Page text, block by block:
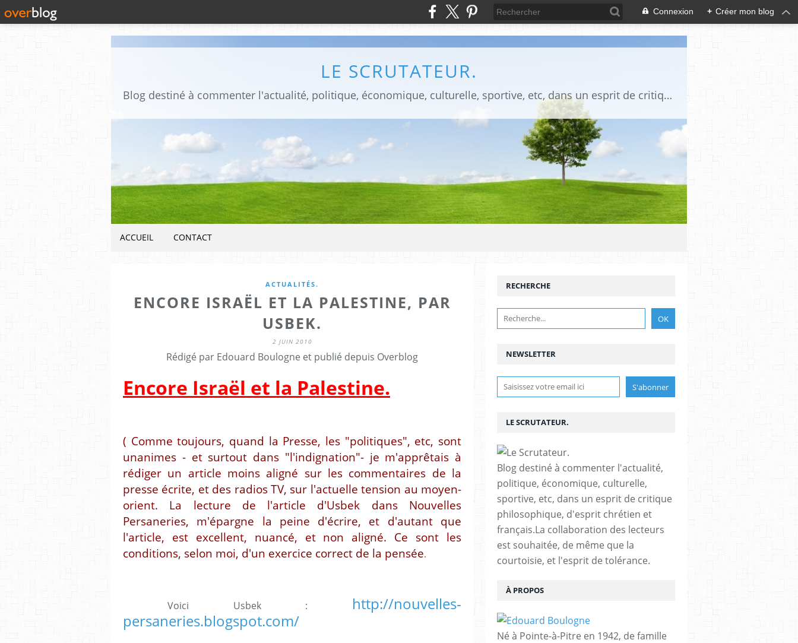
Connexion + Créer mon blog
LE SCRUTATEUR.
Blog destiné à commenter l'actualité, politique, économique, culturelle, sportive, etc, dans un esprit de critique philosophique, d'esprit chrétien et français.La collaboration des lecteurs est souhaitée, de même que la courtoisie, et l'esprit de tolérance.
ACCUEIL CONTACT
ACTUALITÉS.
ENCORE ISRAËL ET LA PALESTINE, PAR
USBEK.
2 JUIN 2010
Rédigé par Edouard Boulogne et publié depuis Overblog
Encore Israël et la Palestine.
( Comme toujours, quand la Presse, les "politiques", etc, sont
unanimes - et surtout dans "l'indignation"- je m'apprêtais à
rédiger un article moins aligné sur les commentaires de la
presse écrite, et des radios TV, sur l'actuelle tension au moyen-
orient. La lecture de l'article d'Usbek dans Nouvelles
Persaneries, m'épargne la peine d'écrire, et d'autant que
l'article, est excellent, nuancé, et non aligné. Ce sont les
conditions, selon moi, d'un exercice correct de la pensée.
Voici Usbek : http://nouvelles-
persaneries.blogspot.com/
NEWSLETTER
RECHERCHE
LE SCRUTATEUR.
Blog destiné à commenter l'actualité,
politique, économique, culturelle,
sportive, etc, dans un esprit de critique
philosophique, d'esprit chrétien et
français.La collaboration des lecteurs
est souhaitée, de même que la
courtoisie, et l'esprit de tolérance.
À PROPOS
Né à Pointe-à-Pitre en 1942, de famille